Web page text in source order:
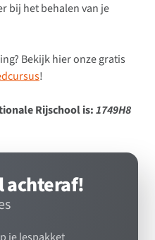
bij het behalen van je
Bekijk hier onze gratis
!
Rijschool is:1749H8
achteraf!